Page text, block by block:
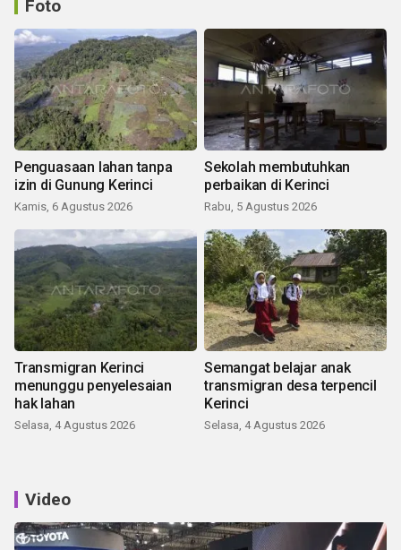
Foto
Penguasaan lahan tanpa
izin di Gunung Kerinci
Kamis, 6 Agustus 2026
Sekolah membutuhkan
perbaikan di Kerinci
Rabu, 5 Agustus 2026
Transmigran Kerinci
menunggu penyelesaian
hak lahan
Selasa, 4 Agustus 2026
Semangat belajar anak
transmigran desa terpencil
Kerinci
Selasa, 4 Agustus 2026
Video